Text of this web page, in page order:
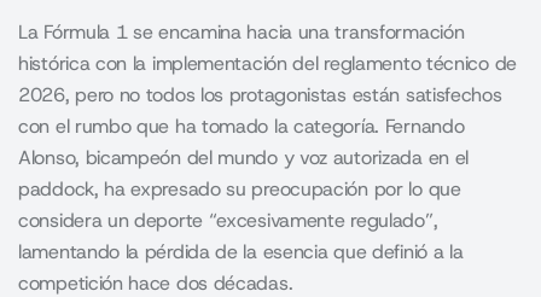
La Fórmula 1 se encamina hacia una transformación
histórica con la implementación del reglamento técnico de
2026, pero no todos los protagonistas están satisfechos
con el rumbo que ha tomado la categoría. Fernando
Alonso, bicampeón del mundo y voz autorizada en el
paddock, ha expresado su preocupación por lo que
considera un deporte “excesivamente regulado”,
lamentando la pérdida de la esencia que definió a la
competición hace dos décadas.